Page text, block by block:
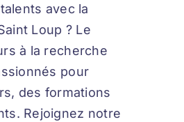
avec la
Loup ? Le
à la recherche
pour
des formations
Rejoignez notre